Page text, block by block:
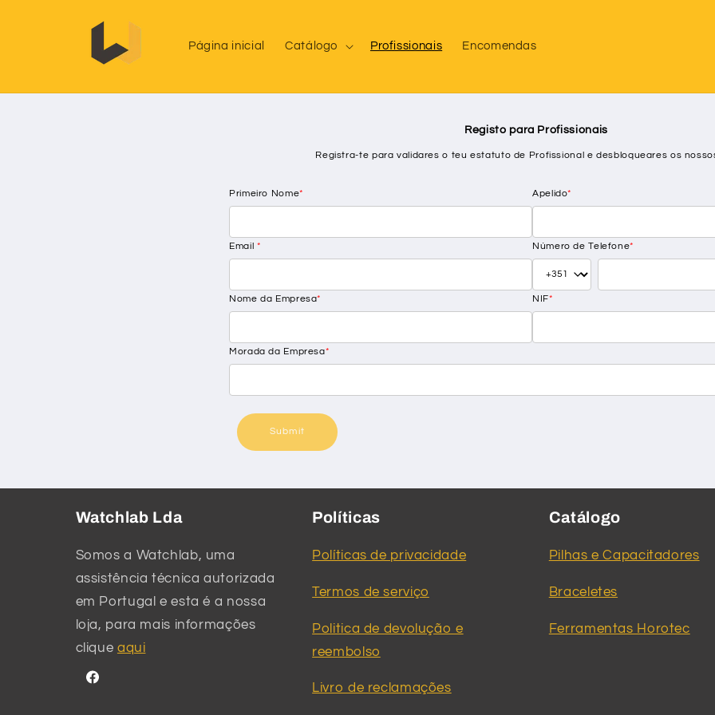
Página inicial Catálogo Profissionais Encomendas
Registo para Profissionais
Registra-te para validares o teu estatuto de Profissional e desbloqueares os
Primeiro Nome* Apelido*
Email * Número de Telefone*
Nome da Empresa* NIF*
Morada da Empresa*
Submit
Watchlab Lda
Somos a Watchlab, uma
assistência técnica autorizada
em Portugal e esta é a nossa
loja, para mais informações
clique aqui
Facebook
Políticas
Políticas de privacidade
Termos de serviço
Politica de devolução e
reembolso
Livro de reclamações
Catálogo
Pilhas e Capacitadores
Braceletes
Ferramentas Horotec